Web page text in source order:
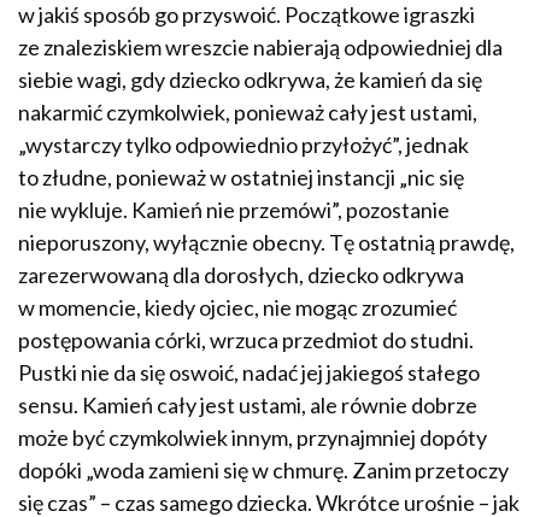
w jakiś sposób go przyswoić. Początkowe igraszki
ze znaleziskiem wreszcie nabierają odpowiedniej dla
siebie wagi, gdy dziecko odkrywa, że kamień da się
nakarmić czymkolwiek, ponieważ cały jest ustami,
„wystarczy tylko odpowiednio przyłożyć”, jednak
to złudne, ponieważ w ostatniej instancji „nic się
nie wykluje. Kamień nie przemówi”, pozostanie
nieporuszony, wyłącznie obecny. Tę ostatnią prawdę,
zarezerwowaną dla dorosłych, dziecko odkrywa
w momencie, kiedy ojciec, nie mogąc zrozumieć
postępowania córki, wrzuca przedmiot do studni.
Pustki nie da się oswoić, nadać jej jakiegoś stałego
sensu. Kamień cały jest ustami, ale równie dobrze
może być czymkolwiek innym, przynajmniej dopóty
dopóki „woda zamieni się w chmurę. Zanim przetoczy
się czas” – czas samego dziecka. Wkrótce urośnie – jak